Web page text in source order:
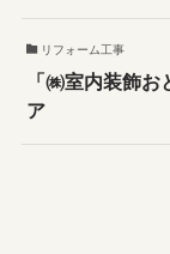
リフォーム工事
「㈱室内装飾
ア